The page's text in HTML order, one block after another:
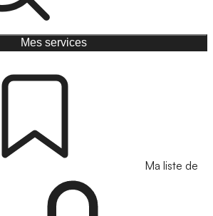
Mes services
Ma liste de